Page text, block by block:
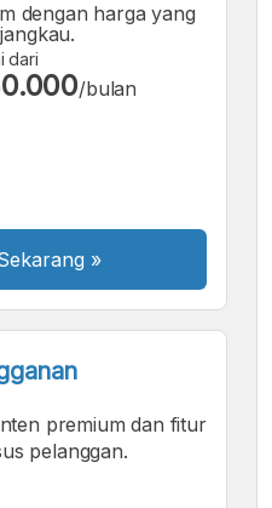
Font
Besar
dengan harga yang
dari
/bulan
»
premium dan fitur
pelanggan.